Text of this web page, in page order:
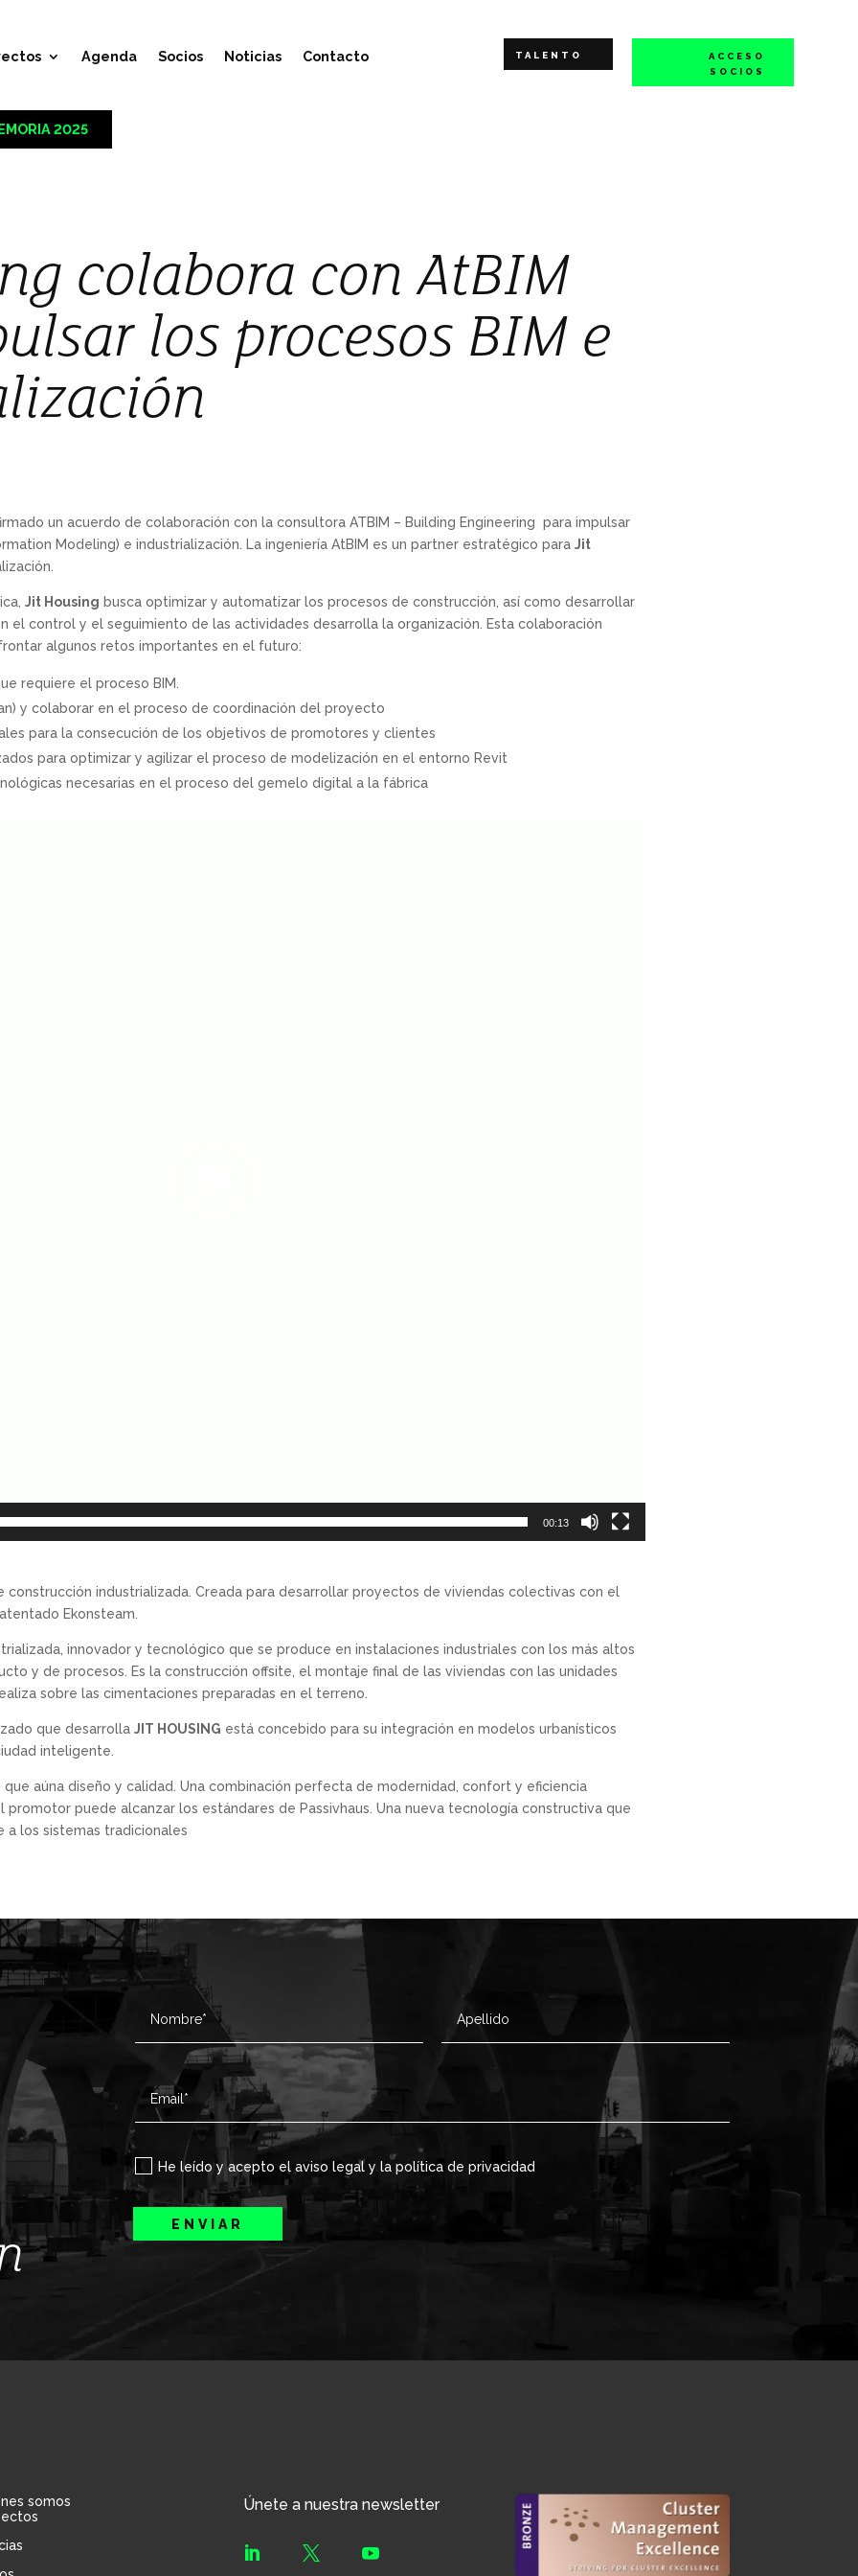
Agenda Socios Noticias Contacto
2025
TALENTO
ACCESO
SOCIOS
colabora con AtBIM
los procesos BIM e
un acuerdo de colaboración con la consultora ATBIM – Building Engineering para impulsar
Modeling) e industrialización. La ingeniería AtBIM es un partner estratégico para Jit
Jit Housing busca optimizar y automatizar los procesos de construcción, así como desarrollar
el control y el seguimiento de las actividades desarrolla la organización. Esta colaboración
algunos retos importantes en el futuro:
requiere el proceso BIM.
y colaborar en el proceso de coordinación del proyecto
para la consecución de los objetivos de promotores y clientes
para optimizar y agilizar el proceso de modelización en el entorno Revit
necesarias en el proceso del gemelo digital a la fábrica
00:13
construcción industrializada. Creada para desarrollar proyectos de viviendas colectivas con el
Ekonsteam.
innovador y tecnológico que se produce en instalaciones industriales con los más altos
y de procesos. Es la construcción offsite, el montaje final de las viviendas con las unidades
sobre las cimentaciones preparadas en el terreno.
que desarrolla JIT HOUSING está concebido para su integración en modelos urbanísticos
inteligente.
aúna diseño y calidad. Una combinación perfecta de modernidad, confort y eficiencia
puede alcanzar los estándares de Passivhaus. Una nueva tecnología constructiva que
a los sistemas tradicionales
He leído y acepto el aviso legal y la política de privacidad
ENVIAR
somos
Únete a nuestra newsletter
  